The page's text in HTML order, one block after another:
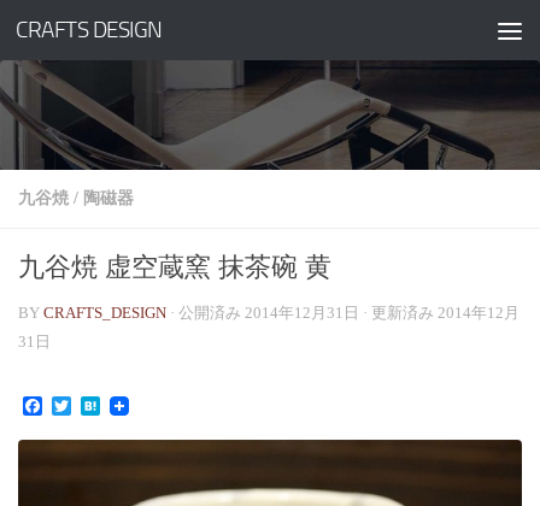
コンテンツへスキップ
CRAFTS DESIGN
九谷焼 / 陶磁器
九谷焼 虚空蔵窯 抹茶碗 黄
BY CRAFTS_DESIGN · 公開済み 2014年12月31日 · 更新済み 2014年12月
31日
Facebook
TwitterHatena